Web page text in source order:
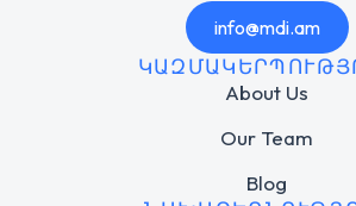
info@mdi.am
About Us
Our Team
Blog